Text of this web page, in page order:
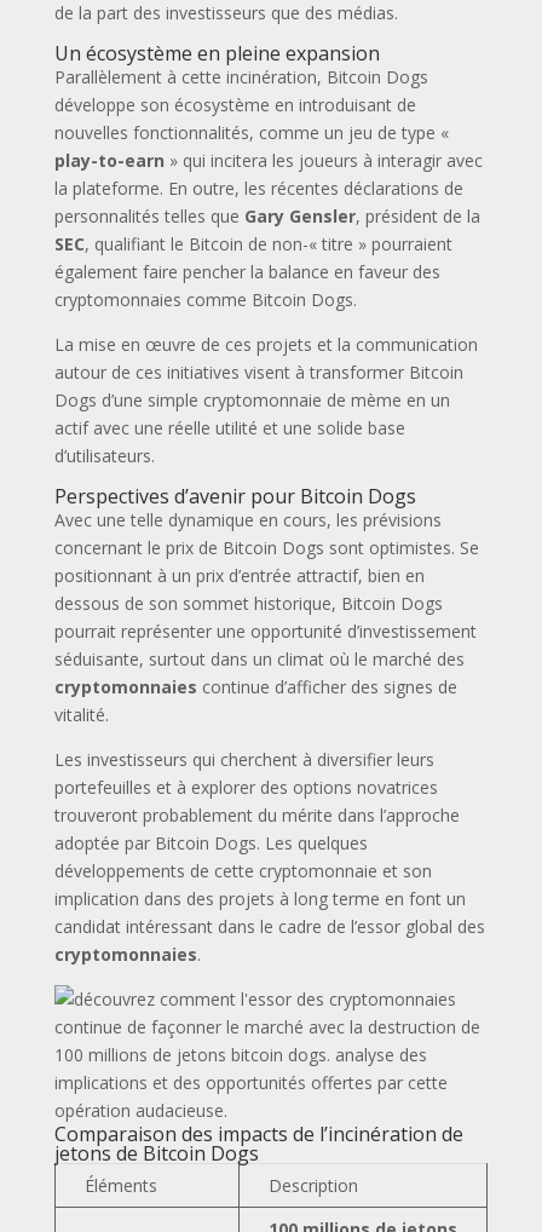
de la part des investisseurs que des médias.
Un écosystème en pleine expansion
Parallèlement à cette incinération, Bitcoin Dogs
développe son écosystème en introduisant de
nouvelles fonctionnalités, comme un jeu de type «
play-to-earn » qui incitera les joueurs à interagir avec
la plateforme. En outre, les récentes déclarations de
personnalités telles que Gary Gensler, président de la
SEC, qualifiant le Bitcoin de non-« titre » pourraient
également faire pencher la balance en faveur des
cryptomonnaies comme Bitcoin Dogs.
La mise en œuvre de ces projets et la communication
autour de ces initiatives visent à transformer Bitcoin
Dogs d’une simple cryptomonnaie de mème en un
actif avec une réelle utilité et une solide base
d’utilisateurs.
Perspectives d’avenir pour Bitcoin Dogs
Avec une telle dynamique en cours, les prévisions
concernant le prix de Bitcoin Dogs sont optimistes. Se
positionnant à un prix d’entrée attractif, bien en
dessous de son sommet historique, Bitcoin Dogs
pourrait représenter une opportunité d’investissement
séduisante, surtout dans un climat où le marché des
cryptomonnaies continue d’afficher des signes de
vitalité.
Les investisseurs qui cherchent à diversifier leurs
portefeuilles et à explorer des options novatrices
trouveront probablement du mérite dans l’approche
adoptée par Bitcoin Dogs. Les quelques
développements de cette cryptomonnaie et son
implication dans des projets à long terme en font un
candidat intéressant dans le cadre de l’essor global des
cryptomonnaies.
Comparaison des impacts de l’incinération de
jetons de Bitcoin Dogs
Éléments
Description
Tout mon contenu est